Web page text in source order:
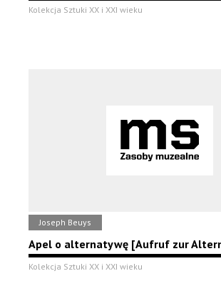
Kolekcja Sztuki XX i XXI wieku
Joseph Beuys
Apel o alternatywę [Aufruf zur
Kolekcja Sztuki XX i XXI wieku